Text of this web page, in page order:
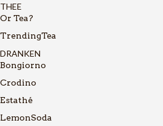
THEE
Or Tea?
TrendingTea
DRANKEN
Bongiorno
Crodino
Estathé
LemonSoda